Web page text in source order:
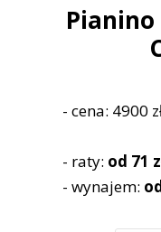
- cena: 4900
- raty: od 71
- wynajem: